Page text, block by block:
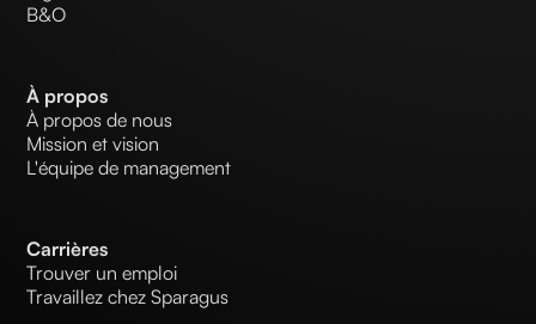
B&O
À propos
À propos de nous
Mission et vision
L'équipe de management
Carrières
Trouver un emploi
Travaillez chez Sparagus